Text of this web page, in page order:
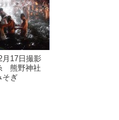
月17日撮影
熊野神社
そぎ